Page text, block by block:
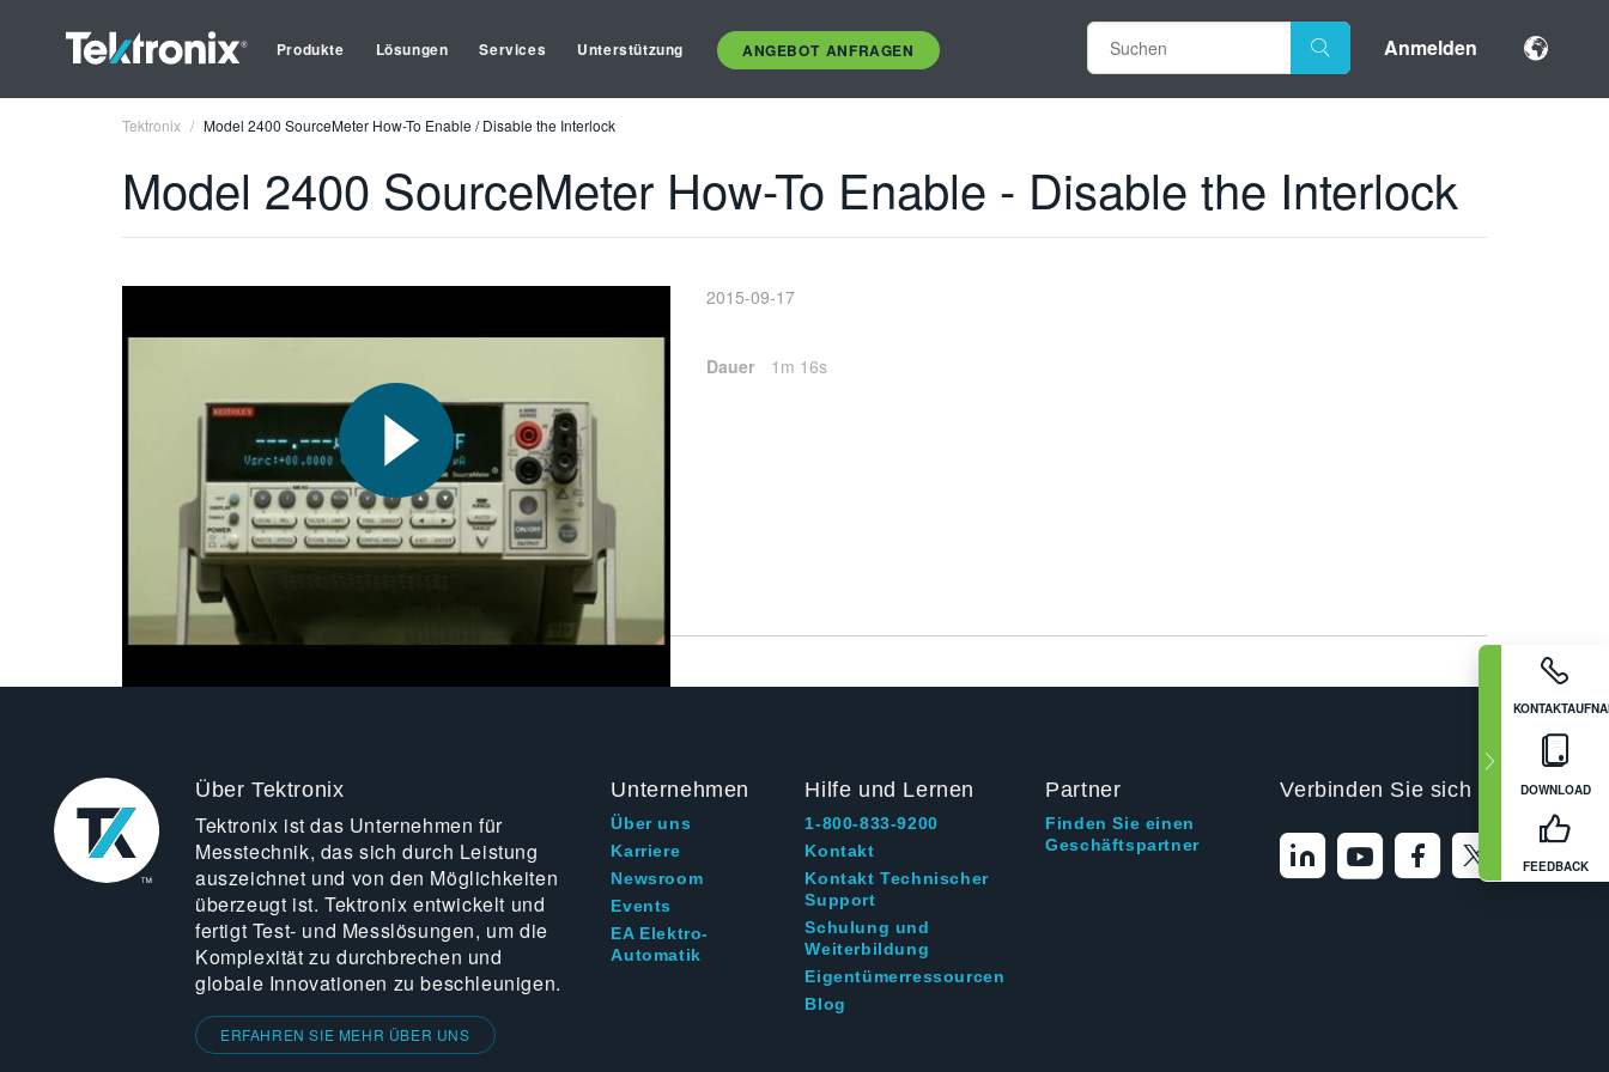
Produkte Lösungen Services Unterstützung ANGEBOT ANFRAGEN Anmelden
DOWNLOAD
FEEDBACK
Tektronix Model 2400 SourceMeter How-To Enable / Disable the Interlock
Model 2400 SourceMeter How-To Enable - Disable the Interlock
2015-09-17
Dauer 1m 16s
Über Tektronix
Tektronix ist das Unternehmen für
Messtechnik, das sich durch Leistung
auszeichnet und von den Möglichkeiten
überzeugt ist. Tektronix entwickelt und
fertigt Test- und Messlösungen, um die
Komplexität zu durchbrechen und
globale Innovationen zu beschleunigen.
ERFAHREN SIE MEHR ÜBER UNS
Unternehmen
Über uns
Karriere
Newsroom
Events
EA Elektro-
Automatik
Hilfe und Lernen
1-800-833-9200
Kontakt
Kontakt Technischer
Support
Schulung und
Weiterbildung
Eigentümerressourcen
Blog
Partner
Finden Sie einen
Geschäftspartner
Verbinden Sie sich mit uns